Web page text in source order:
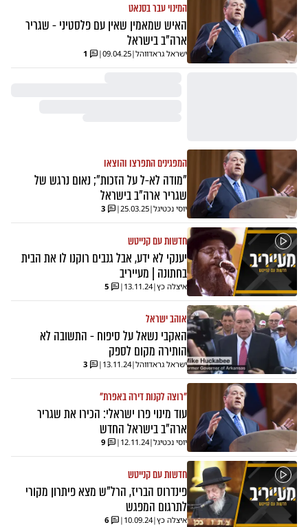
המינוי עבר בסנאט
האיש שמאמין שאין עם פלסטיני - שגריר
ארה"ב בישראל
ישראל גראדווהל|
09.04.25
|
1
המפגינים התפרצו והוצאו
״מודה לא-ל על הזכות״; נאום נרגש של
שגריר ארה”ב בישראל
יוסי נכטיגל|
25.03.25
|
3
חדשות עם קנייטש
יענקי לא ידע, אבל גנבים רוקנו לו את הבית
בחתונה | מעייריב
איצלה כץ|
13.11.24
|
5
אוהב ישראל
האקבי נשאל על סיפוח - התשובה לא
הותירה מקום לספק
ישראל גראדווהל|
13.11.24
|
3
"רוצה לקנות דירה באפרת"
עוד מינוי פרו ישראלי: הכירו את שגריר
ארה"ב בישראל החדש
יוסי נכטיגל|
12.11.24
|
9
חדשות עם קנייטש
פינדרוס הבריז, הרל"ש מצא פיתרון מקורי
לתרגום המפגש
איצלה כץ|
10.09.24
|
6